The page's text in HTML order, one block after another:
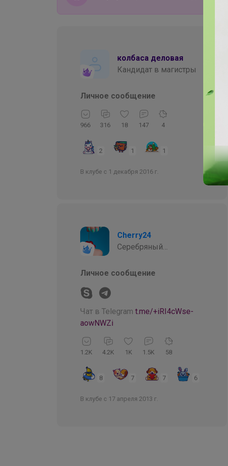
колбаса деловая
Кандидат в магистры
Личное сообщение
966 316 18 147 4
2 1 1
В клубе с 1 декабря 2016 г.
Cherry24
Серебряный
Личное сообщение
Чат в Telegram t.me/+iRI4cWse-
aowNWZi
1.2K 4.2K 1K 1.5K 58
8 7 7 6
В клубе с 17 апреля 2013 г.